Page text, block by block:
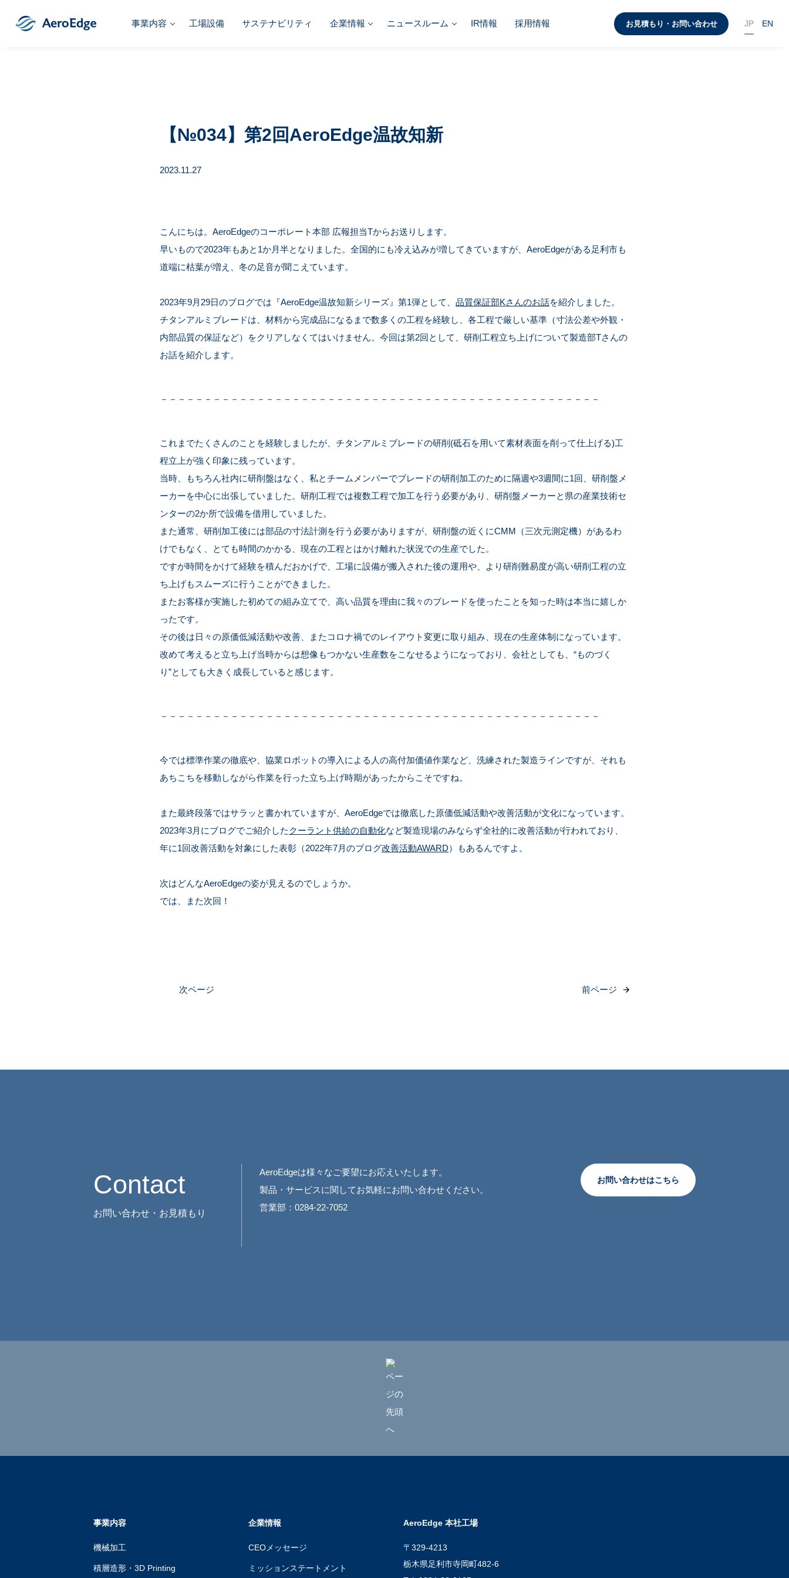
事業内容 工場設備 サステナビリティ 企業情報 ニュースルーム IR情報 採用情報 お見積もり・お問い合わせ JP EN
【№034】第2回AeroEdge温故知新
2023.11.27
こんにちは。AeroEdgeのコーポレート本部 広報担当Tからお送りします。
早いもので2023年もあと1か月半となりました。全国的にも冷え込みが増してきていますが、AeroEdgeがある足利市も
道端に枯葉が増え、冬の足音が聞こえています。
2023年9月29日のブログでは『AeroEdge温故知新シリーズ』第1弾として、 品質保証部Kさんのお話を紹介しました。
チタンアルミブレードは、材料から完成品になるまで数多くの工程を経験し、各工程で厳しい基準（寸法公差や外観・
内部品質の保証など）をクリアしなくてはいけません。今回は第2回として、研削工程立ち上げについて製造部Tさんの
お話を紹介します。
－－－－－－－－－－－－－－－－－－－－－－－－－－－－－－－－－－－－－－－－－－－－－－－－－－
これまでたくさんのことを経験しましたが、チタンアルミブレードの研削(砥石を用いて素材表面を削って仕上げる)工
程立上が強く印象に残っています。
当時、もちろん社内に研削盤はなく、私とチームメンバーでブレードの研削加工のために隔週や3週間に1回、研削盤メ
ーカーを中心に出張していました。研削工程では複数工程で加工を行う必要があり、研削盤メーカーと県の産業技術セ
ンターの2か所で設備を借用していました。
また通常、研削加工後には部品の寸法計測を行う必要がありますが、研削盤の近くにCMM（三次元測定機）があるわ
けでもなく、とても時間のかかる、現在の工程とはかけ離れた状況での生産でした。
ですが時間をかけて経験を積んだおかげで、工場に設備が搬入された後の運用や、より研削難易度が高い研削工程の立
ち上げもスムーズに行うことができました。
またお客様が実施した初めての組み立てで、高い品質を理由に我々のブレードを使ったことを知った時は本当に嬉しか
ったです。
その後は日々の原価低減活動や改善、またコロナ禍でのレイアウト変更に取り組み、現在の生産体制になっています。
改めて考えると立ち上げ当時からは想像もつかない生産数をこなせるようになっており、会社としても、“ものづく
り”としても大きく成長していると感じます。
－－－－－－－－－－－－－－－－－－－－－－－－－－－－－－－－－－－－－－－－－－－－－－－－－－
今では標準作業の徹底や、協業ロボットの導入による人の高付加価値作業など、洗練された製造ラインですが、それも
あちこちを移動しながら作業を行った立ち上げ時期があったからこそですね。
また最終段落ではサラッと書かれていますが、AeroEdgeでは徹底した原価低減活動や改善活動が文化になっています。
2023年3月にブログでご紹介したクーラント供給の自動化など製造現場のみならず全社的に改善活動が行われており、
年に1回改善活動を対象にした表彰（2022年7月のブログ改善活動AWARD）もあるんですよ。
次はどんなAeroEdgeの姿が見えるのでしょうか。
では、また次回！
前ページ
次ページ
Contact
お問い合わせ・お見積もり
AeroEdgeは様々なご要望にお応えいたします。
製品・サービスに関してお気軽にお問い合わせください。
営業部：0284-22-7052
お問い合わせはこちら
事業内容
機械加工
積層造形・3D Printing
企業情報
CEOメッセージ
ミッションステートメント
AeroEdge 本社工場
〒329-4213
栃木県足利市寺岡町482-6